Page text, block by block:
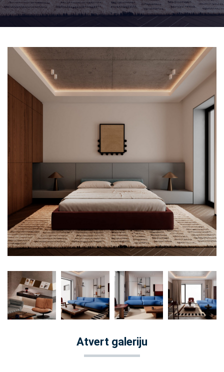
Atvert galeriju